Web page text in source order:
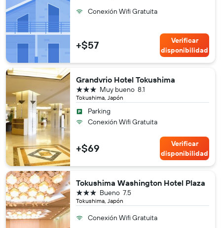
Conexión Wifi Gratuita
+$57
Verificar
disponibilidad
Grandvrio Hotel Tokushima
Tokushima, Japón
8.1
Muy bueno
3 estrellas
Parking
Conexión Wifi Gratuita
+$69
Verificar
disponibilidad
Tokushima Washington Hotel Plaza
Tokushima, Japón
7.5
Bueno
3 estrellas
Conexión Wifi Gratuita